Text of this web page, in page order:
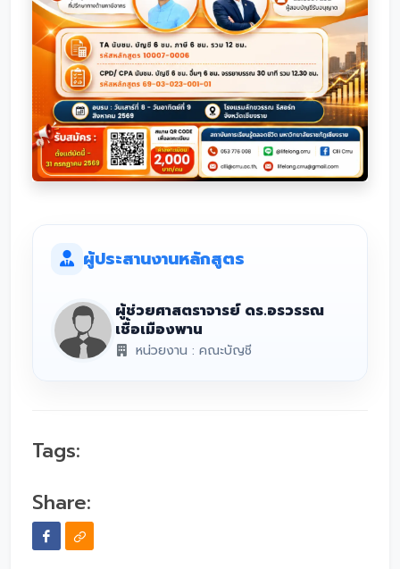
ผู้ประสานงานหลักสูตร
ผู้ช่วยศาสตราจารย์ ดร.อรวรรณ
เชื้อเมืองพาน
หน่วยงาน : คณะบัญชี
Tags:
Share: